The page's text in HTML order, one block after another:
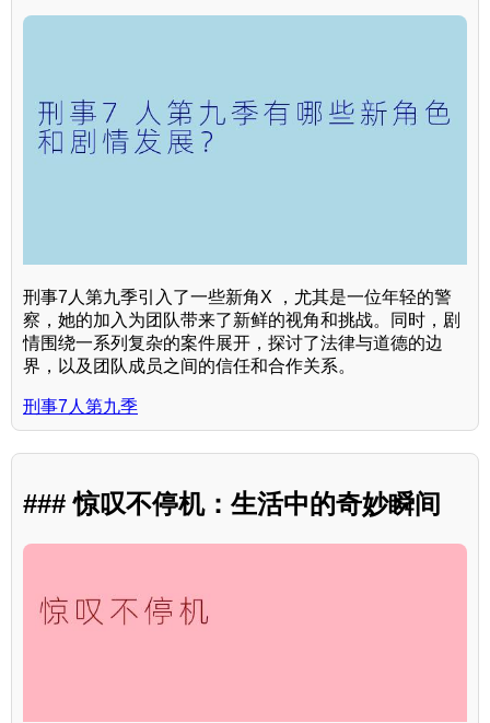
刑事7人第九季引入了一些新角X ，尤其是一位年轻的警
察，她的加入为团队带来了新鲜的视角和挑战。同时，剧
情围绕一系列复杂的案件展开，探讨了法律与道德的边
界，以及团队成员之间的信任和合作关系。
刑事7人第九季
### 惊叹不停机：生活中的奇妙瞬间